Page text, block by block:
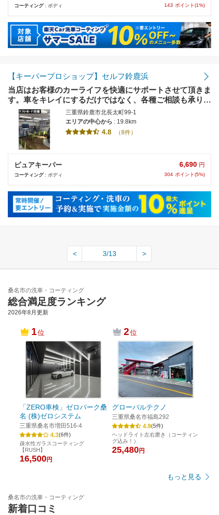
コーティング: ボディ 143 ポイント(1%)
【キーパープロショップ】セルフ鈴鹿浜
当店はお客様のカーライフを快適にサポートさせて頂きま
す。車をキレイにするだけではなく、各種ご相談も承りま
す。【使えます】各種クレジットカード使用可能。
三重県鈴鹿市北長太町99-1
エリアの中心から : 19.8km
4.8 （8件）
ピュアキーパー
コーティング: ボディ
6,690 円
304 ポイント(5%)
< 3/13 >
桑名市の洗車・コーティング
総合満足度ランキング
2026年8月更新
1位
「ZERO車検」ゼロパーク桑
名 (株)ゼロシステム
三重県桑名市増田516-4
4.3(6件)
疎水性ガラスコーティング
【RUSH】
16,500円
2位
グローバルテクノ
三重県桑名市福島292
4.9(5件)
ヘッドライト左右磨き（コーティン
グ込み！）
25,480円
もっと見る
桑名市の洗車・コーティング
新着口コミ